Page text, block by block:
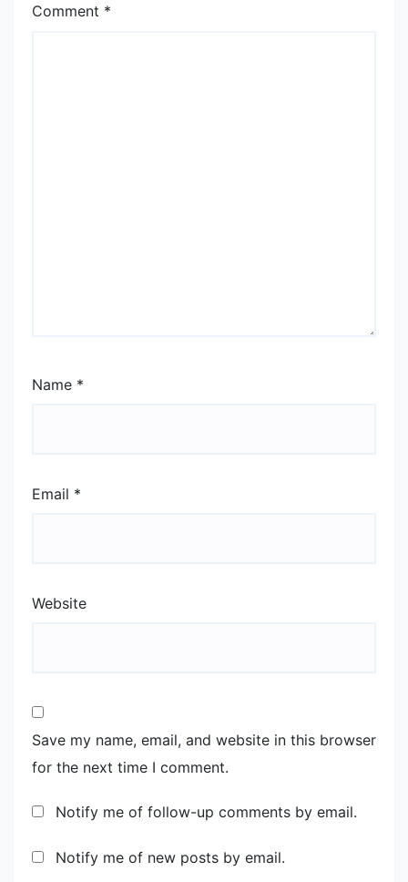
Comment *
Name *
Email *
Website
Save my name, email, and website in this browser
for the next time I comment.
Notify me of follow-up comments by email.
Notify me of new posts by email.